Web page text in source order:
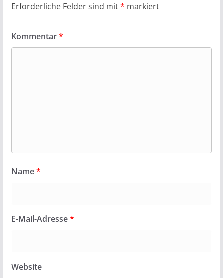
Erforderliche Felder sind mit* markiert
Kommentar*
Name*
E-Mail-Adresse*
Website